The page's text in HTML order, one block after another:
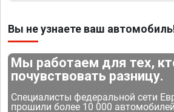
Вы не узнаете ваш
Мы работаем для тех,
почувствовать разницу.
Специалисты федеральной сети
прошили более 10 000